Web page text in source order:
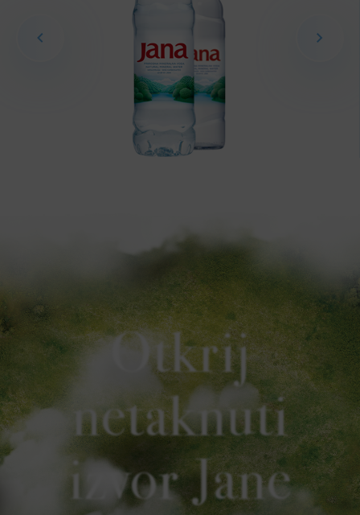
Otkrij
netaknuti
izvor Jane